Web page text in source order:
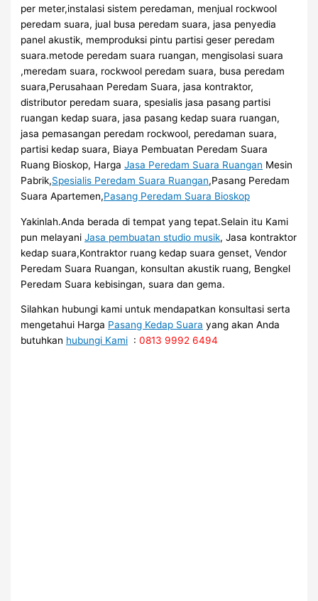
per meter,instalasi sistem peredaman, menjual rockwool
peredam suara, jual busa peredam suara, jasa penyedia
panel akustik, memproduksi pintu partisi geser peredam
suara.metode peredam suara ruangan, mengisolasi suara
,meredam suara, rockwool peredam suara, busa peredam
suara,Perusahaan Peredam Suara, jasa kontraktor,
distributor peredam suara, spesialis jasa pasang partisi
ruangan kedap suara, jasa pasang kedap suara ruangan,
jasa pemasangan peredam rockwool, peredaman suara,
partisi kedap suara, Biaya Pembuatan Peredam Suara
Ruang Bioskop, HargaJasa Peredam Suara Ruangan Mesin
Pabrik,Spesialis Peredam Suara Ruangan,Pasang Peredam
Suara Apartemen,Pasang Peredam Suara Bioskop
Yakinlah.Anda berada di tempat yang tepat.Selain itu Kami
pun melayaniJasa pembuatan studio musik, Jasa kontraktor
kedap suara,Kontraktor ruang kedap suara genset, Vendor
Peredam Suara Ruangan, konsultan akustik ruang, Bengkel
Peredam Suara kebisingan, suara dan gema.
Silahkan hubungi kami untuk mendapatkan konsultasi serta
mengetahui Harga Pasang Kedap Suara yang akan Anda
butuhkan hubungi Kami :0813 9992 6494